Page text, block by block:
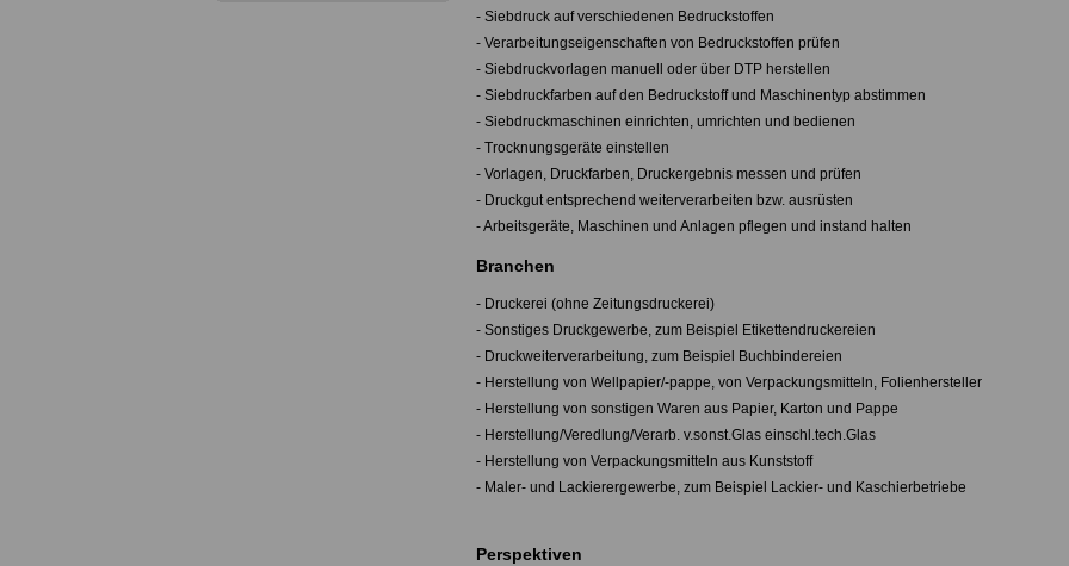
- Siebdruck auf verschiedenen Bedruckstoffen
- Verarbeitungseigenschaften von Bedruckstoffen prüfen
- Siebdruckvorlagen manuell oder über DTP herstellen
- Siebdruckfarben auf den Bedruckstoff und Maschinentyp abstimmen
- Siebdruckmaschinen einrichten, umrichten und bedienen
- Trocknungsgeräte einstellen
- Vorlagen, Druckfarben, Druckergebnis messen und prüfen
- Druckgut entsprechend weiterverarbeiten bzw. ausrüsten
- Arbeitsgeräte, Maschinen und Anlagen pflegen und instand halten
Branchen
- Druckerei (ohne Zeitungsdruckerei)
- Sonstiges Druckgewerbe, zum Beispiel Etikettendruckereien
- Druckweiterverarbeitung, zum Beispiel Buchbindereien
- Herstellung von Wellpapier/-pappe, von Verpackungsmitteln, Folienhersteller
- Herstellung von sonstigen Waren aus Papier, Karton und Pappe
- Herstellung/Veredlung/Verarb. v.sonst.Glas einschl.tech.Glas
- Herstellung von Verpackungsmitteln aus Kunststoff
- Maler- und Lackierergewerbe, zum Beispiel Lackier- und Kaschierbetriebe
Perspektiven